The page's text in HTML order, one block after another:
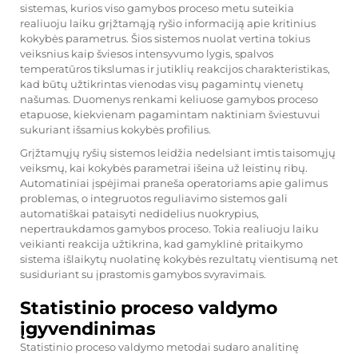
sistemas, kurios viso gamybos proceso metu suteikia
realiuoju laiku grįžtamąją ryšio informaciją apie kritinius
kokybės parametrus. Šios sistemos nuolat vertina tokius
veiksnius kaip šviesos intensyvumo lygis, spalvos
temperatūros tikslumas ir jutiklių reakcijos charakteristikas,
kad būtų užtikrintas vienodas visų pagamintų vienetų
našumas. Duomenys renkami keliuose gamybos proceso
etapuose, kiekvienam pagamintam naktiniam šviestuvui
sukuriant išsamius kokybės profilius.
Grįžtamųjų ryšių sistemos leidžia nedelsiant imtis taisomųjų
veiksmų, kai kokybės parametrai išeina už leistinų ribų.
Automatiniai įspėjimai praneša operatoriams apie galimus
problemas, o integruotos reguliavimo sistemos gali
automatiškai pataisyti nedidelius nuokrypius,
nepertraukdamos gamybos proceso. Tokia realiuoju laiku
veikianti reakcija užtikrina, kad gamyklinė pritaikymo
sistema išlaikytų nuolatinę kokybės rezultatų vientisumą net
susiduriant su įprastomis gamybos svyravimais.
Statistinio proceso valdymo
įgyvendinimas
Statistinio proceso valdymo metodai sudaro analitinę